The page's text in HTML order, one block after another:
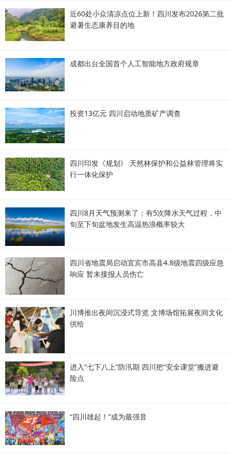
近60处小众清凉点位上新！四川发布2026第二批
避暑生态康养目的地
成都出台全国首个人工智能地方政府规章
投资13亿元 四川启动地质矿产调查
四川印发《规划》 天然林保护和公益林管理将实
行一体化保护
四川8月天气预测来了：有5次降水天气过程，中
旬至下旬盆地发生高温热浪概率较大
四川省地震局启动宜宾市高县4.8级地震四级应急
响应 暂未接报人员伤亡
川博推出夜间沉浸式导览 文博场馆拓展夜间文化
供给
进入“七下八上”防汛期 四川把“安全课堂”搬进避
险点
“四川雄起！”成为最强音